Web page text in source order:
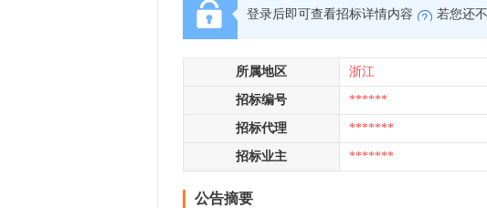
登录后即可查看招标详情内容 若您还
所属地区 浙江
招标编号 ******
招标代理 *******
招标业主 *******
公告摘要